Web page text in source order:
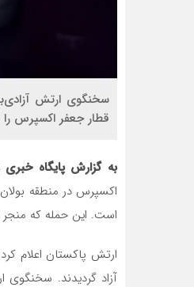
سخنگوی ارتش
قطار جعفر اکسپرس را
به گزارش پایگاه
اکسپرس در منطقه
است. این حمله که
آزاد گردیدند.